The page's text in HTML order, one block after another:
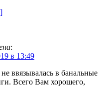
:
в 13:49
ввязывалась в банальные
Всего Вам хорошего,